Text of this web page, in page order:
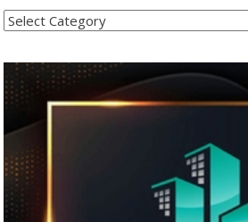
Kategoritë